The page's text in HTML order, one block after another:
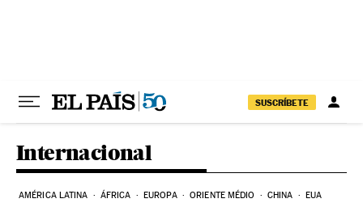
SUSCRÍBETE
Internacional
AMÉRICA LATINA ÁFRICA EUROPA ORIENTE MÉDIO CHINA EUA